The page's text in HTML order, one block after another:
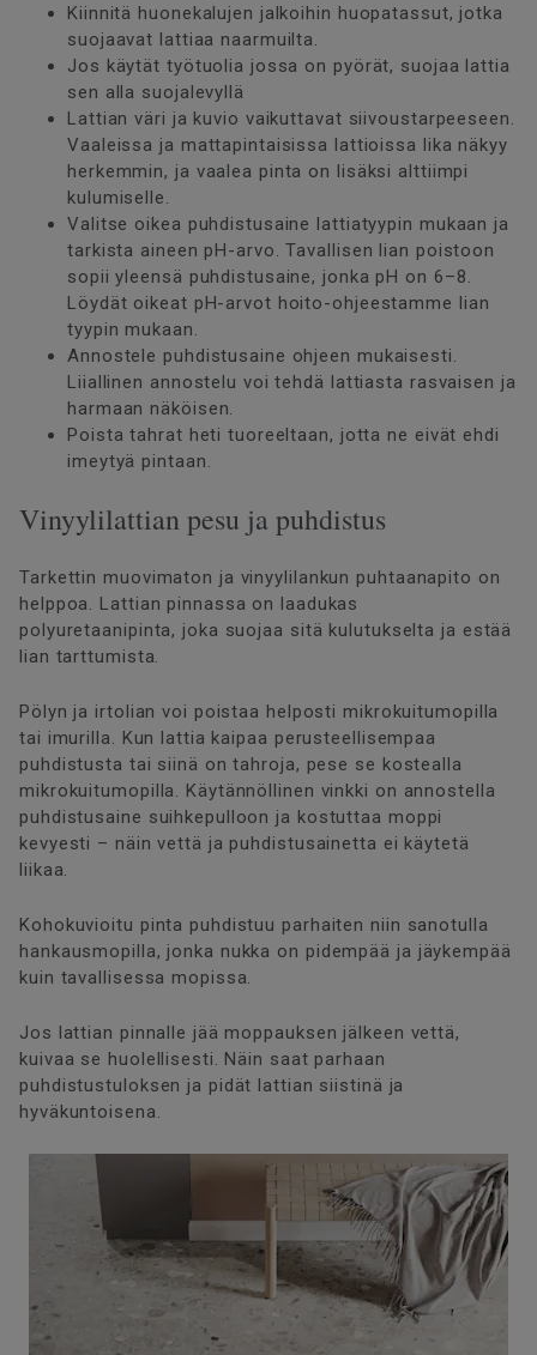
Kiinnitä huonekalujen jalkoihin huopatassut, jotka
suojaavat lattiaa naarmuilta.
Jos käytät työtuolia jossa on pyörät, suojaa lattia
sen alla suojalevyllä
Lattian väri ja kuvio vaikuttavat siivoustarpeeseen.
Vaaleissa ja mattapintaisissa lattioissa lika näkyy
herkemmin, ja vaalea pinta on lisäksi alttiimpi
kulumiselle.
Valitse oikea puhdistusaine lattiatyypin mukaan ja
tarkista aineen pH-arvo. Tavallisen lian poistoon
sopii yleensä puhdistusaine, jonka pH on 6–8.
Löydät oikeat pH-arvot hoito-ohjeestamme lian
tyypin mukaan.
Annostele puhdistusaine ohjeen mukaisesti.
Liiallinen annostelu voi tehdä lattiasta rasvaisen ja
harmaan näköisen.
Poista tahrat heti tuoreeltaan, jotta ne eivät ehdi
imeytyä pintaan.
Vinyylilattian pesu ja puhdistus
Tarkettin muovimaton ja vinyylilankun puhtaanapito on
helppoa. Lattian pinnassa on laadukas
polyuretaanipinta, joka suojaa sitä kulutukselta ja estää
lian tarttumista.
Pölyn ja irtolian voi poistaa helposti mikrokuitumopilla
tai imurilla. Kun lattia kaipaa perusteellisempaa
puhdistusta tai siinä on tahroja, pese se kostealla
mikrokuitumopilla. Käytännöllinen vinkki on annostella
puhdistusaine suihkepulloon ja kostuttaa moppi
kevyesti – näin vettä ja puhdistusainetta ei käytetä
liikaa.
Kohokuvioitu pinta puhdistuu parhaiten niin sanotulla
hankausmopilla, jonka nukka on pidempää ja jäykempää
kuin tavallisessa mopissa.
Jos lattian pinnalle jää moppauksen jälkeen vettä,
kuivaa se huolellisesti. Näin saat parhaan
puhdistustuloksen ja pidät lattian siistinä ja
hyväkuntoisena.